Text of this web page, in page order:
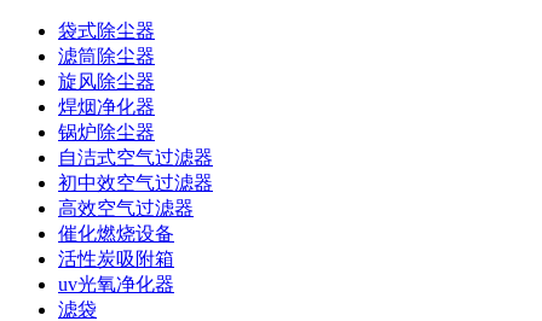
袋式除尘器
滤筒除尘器
旋风除尘器
焊烟净化器
锅炉除尘器
自洁式空气过滤器
初中效空气过滤器
高效空气过滤器
催化燃烧设备
活性炭吸附箱
uv光氧净化器
滤袋